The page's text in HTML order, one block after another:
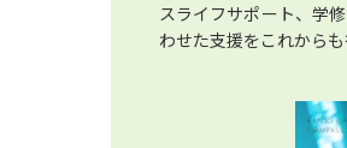
スライフサポート、学
わせた支援をこれからも